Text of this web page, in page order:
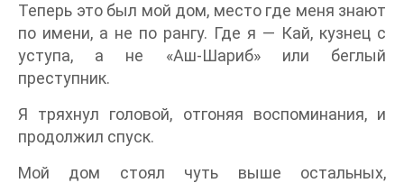
Теперь это был мой дом, место где меня знают
по имени, а не по рангу. Где я — Кай, кузнец с
уступа, а не «Аш-Шариб» или беглый
преступник.
Я тряхнул головой, отгоняя воспоминания, и
продолжил спуск.
Мой дом стоял чуть выше остальных,